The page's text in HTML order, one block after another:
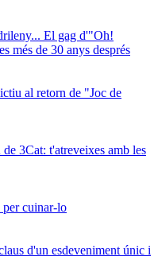
El gag d'"Oh!
més de 30 anys després
al retorn de "Joc de
3Cat: t'atreveixes amb les
per cuinar-lo
d'un esdeveniment únic i